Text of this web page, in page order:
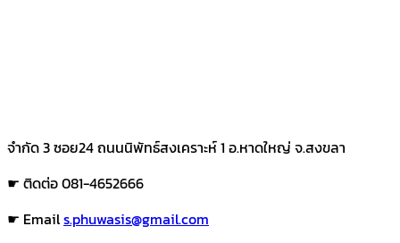
จำกัด 3 ซอย24 ถนนนิพัทธ์สงเคราะห์ 1 อ.หาดใหญ่ จ.สงขลา
☛ ติดต่อ 081-4652666
☛ Emails.phuwasis@gmail.com